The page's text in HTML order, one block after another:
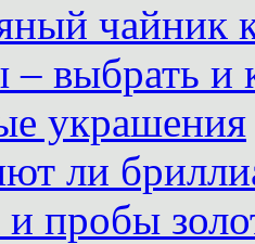
чайник
– выбрать и
украшения
ли
пробы